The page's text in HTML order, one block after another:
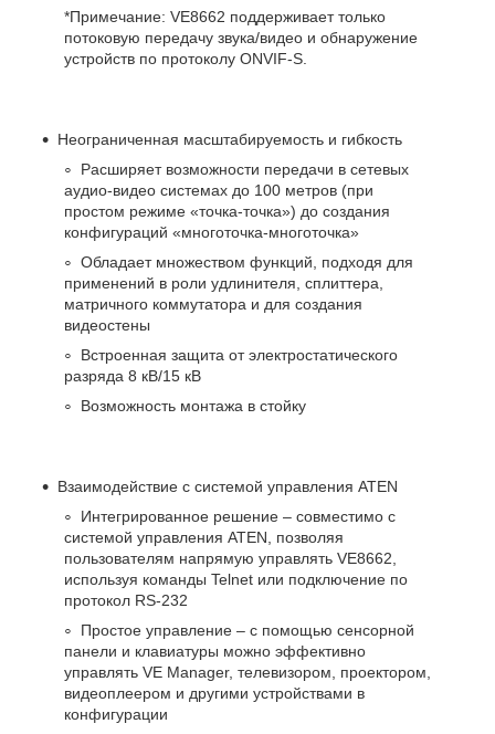
*Примечание: VE8662 поддерживает только
потоковую передачу звука/видео и обнаружение
устройств по протоколу ONVIF-S.
Неограниченная масштабируемость и гибкость
Расширяет возможности передачи в сетевых
аудио-видео системах до 100 метров (при
простом режиме «точка-точка») до создания
конфигураций «многоточка-многоточка»
Обладает множеством функций, подходя для
применений в роли удлинителя, сплиттера,
матричного коммутатора и для создания
видеостены
Встроенная защита от электростатического
разряда 8 кВ/15 кВ
Возможность монтажа в стойку
Взаимодействие с системой управления ATEN
Интегрированное решение – совместимо с
системой управления ATEN, позволяя
пользователям напрямую управлять VE8662,
используя команды Telnet или подключение по
протокол RS-232
Простое управление – с помощью сенсорной
панели и клавиатуры можно эффективно
управлять VE Manager, телевизором, проектором,
видеоплеером и другими устройствами в
конфигурации